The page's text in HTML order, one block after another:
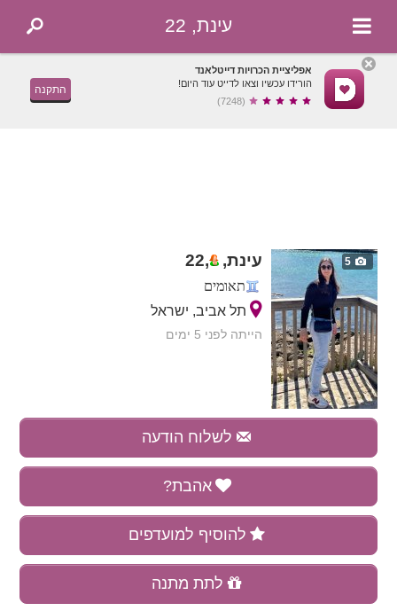
עינת, 22
אפליציית הכרויות דייטלאנד
הורידו עכשיו וצאו לדייט עוד היום!
(7248)
התקנה
5 עינת, ,
22
תאומים
תל אביב, ישראל
הייתה לפני 5 ימים
לשלוח הודעה
אהבת?
להוסיף למועדפים
לתת מתנה